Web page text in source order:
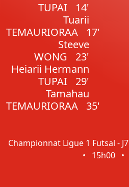
TUPAI
14'
Tuarii
TEMAURIORAA
17'
Steeve
WONG
23'
Heiarii Hermann
TUPAI
29'
Tamahau
TEMAURIORAA
35'
Championnat Ligue 1 Futsal - J7
•
15h00 •